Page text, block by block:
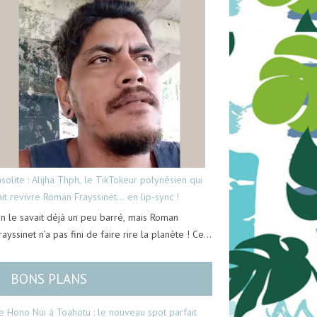
: Alijha Thph, le TikTokeur polynésien qui
revivre Roman Frayssinet… en lip-sync !
le savait déjà un peu barré, mais Roman
n’a pas fini de faire rire la planète ! Ce…
BONS PLANS
Hono Nui à Toahotu : le nouveau spot parfait